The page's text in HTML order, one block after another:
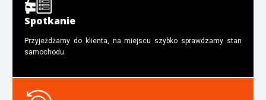
Spotkanie
Przyjeżdżamy do klienta, na miejscu szybko sprawdzamy stan
samochodu.